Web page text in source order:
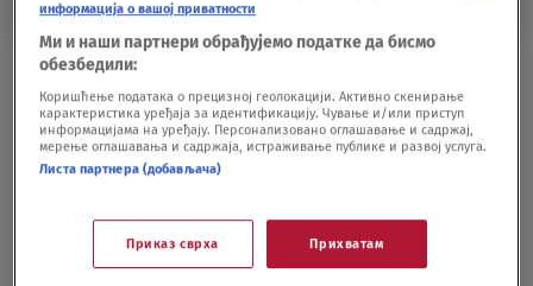
seksualnost
SHOWBIZ 13.05.20.
информација о вашој приватности
Ми и наши партнери обрађујемо податке да бисмо
обезбедили:
Коришћење података о прецизној геолокацији. Активно скенирање
карактеристика уређаја за идентификацију. Чување и/или приступ
информацијама на уређају. Персонализовано оглашавање и садржај,
мерење оглашавања и садржаја, истраживање публике и развој услуга.
Листа партнера (добављача)
Приказ сврха Прихватам